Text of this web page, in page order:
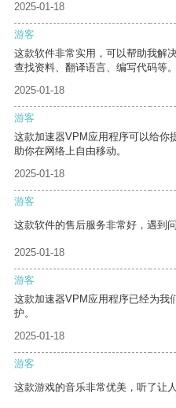
2025-01-18
游客
这款软件非常实用，可以帮助我解
查找资料、翻译语言、编写代码等。
2025-01-18
游客
这款加速器VPM应用程序可以给你
助你在网络上自由移动。
2025-01-18
游客
这款软件的售后服务非常好，遇到
2025-01-18
游客
这款加速器VPM应用程序已经为我
护。
2025-01-18
游客
这款游戏的音乐非常优美，听了让人